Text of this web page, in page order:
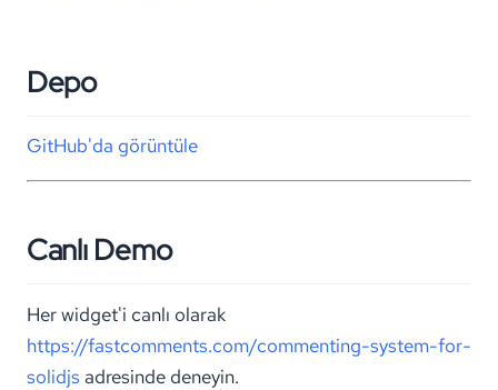
Depo
GitHub'da görüntüle
Canlı Demo
Her widget'i canlı olarak
https://fastcomments.com/commenting-system-for-
solidjs adresinde deneyin.